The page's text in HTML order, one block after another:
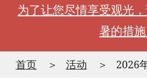
为了让您尽情享受观光
暑的措施
首页 活动 2026